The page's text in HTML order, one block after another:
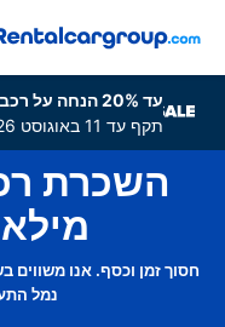
עד 20% הנחה על רכבים להשכרה ברחבי העולם
תקף עד 11 באוגוסט 2026 - נצל אותו עוד היום!
השכרת
חסוך זמן וכסף. אנו
נמל